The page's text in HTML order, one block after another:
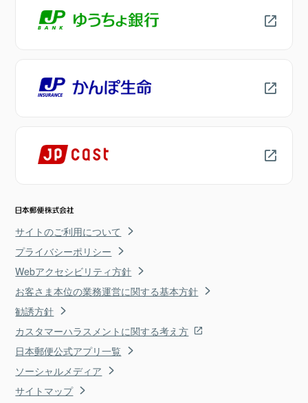
サイトのご利用について
プライバシーポリシー
Webアクセシビリティ方針
お客さま本位の業務運営に関する基本方針
勧誘方針
カスタマーハラスメントに関する考え方
日本郵便公式アプリ一覧
ソーシャルメディア
サイトマップ